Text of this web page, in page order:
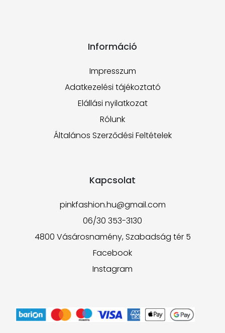
Információ
Impresszum
Adatkezelési tájékoztató
Elállási nyilatkozat
Rólunk
Általános Szerződési Feltételek
Kapcsolat
pinkfashion.hu@gmail.com
06/30 353-3130
4800 Vásárosnamény, Szabadság tér 5
Facebook
Instagram